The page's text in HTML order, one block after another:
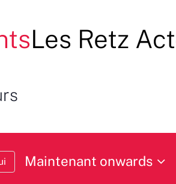
Les Retz
Maintenant onwards